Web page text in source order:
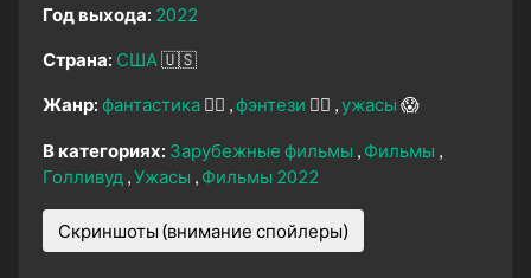
Год выхода: 2022
Страна: США🇺🇸
Жанр: фантастика 🧙‍♀️ фэнтези 🧝‍♂️ ужасы 😱
В категориях: Зарубежные фильмы
Фильмы
Голливуд Ужасы Фильмы 2022
Скриншоты (внимание спойлеры)